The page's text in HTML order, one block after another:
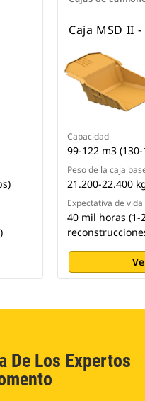
Caja MSD II -
Capacidad
99-122 m3
Peso de la caja
21.200-22.400
Expectativa de vida
40 mil horas (1-
De Los Expertos